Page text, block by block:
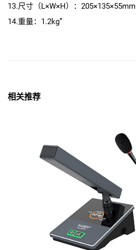
13.尺寸（L×W×H）：205×135×55mm
14.重量：1.2kg”
相关推荐